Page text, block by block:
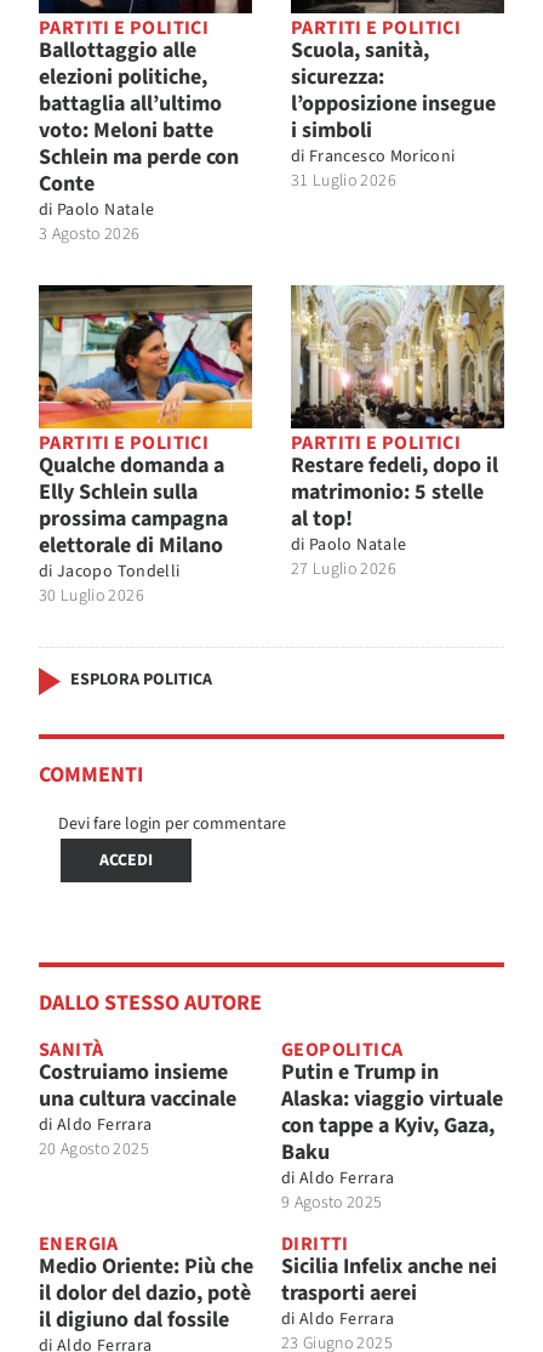
PARTITI E POLITICI
Ballottaggio alle
elezioni politiche,
battaglia all’ultimo
voto: Meloni batte
Schlein ma perde con
Conte
di Paolo Natale
3 Agosto 2026
PARTITI E POLITICI
Scuola, sanità,
sicurezza:
l’opposizione insegue
i simboli
di Francesco Moriconi
31 Luglio 2026
PARTITI E POLITICI
Qualche domanda a
Elly Schlein sulla
prossima campagna
elettorale di Milano
di Jacopo Tondelli
30 Luglio 2026
PARTITI E POLITICI
Restare fedeli, dopo il
matrimonio: 5 stelle
al top!
di Paolo Natale
27 Luglio 2026
ESPLORA POLITICA
COMMENTI
Devi fare login per commentare
ACCEDI
DALLO STESSO AUTORE
SANITÀ
Costruiamo insieme
una cultura vaccinale
di Aldo Ferrara
20 Agosto 2025
GEOPOLITICA
Putin e Trump in
Alaska: viaggio virtuale
con tappe a Kyiv, Gaza,
Baku
di Aldo Ferrara
9 Agosto 2025
ENERGIA
Medio Oriente: Più che
il dolor del dazio, potè
il digiuno dal fossile
di Aldo Ferrara
DIRITTI
Sicilia Infelix anche nei
trasporti aerei
di Aldo Ferrara
23 Giugno 2025